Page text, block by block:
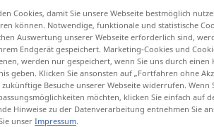
>
Cookies, damit Sie unsere Webseite bestmöglich
können. Notwendige, funktionale und statistische
Auswertung unserer Webseite erforderlich sind,
Endgerät gespeichert. Marketing-Cookies und
werden nur gespeichert, wenn Sie uns durch
geben. Klicken Sie ansonsten auf „Fortfahren ohne
Besuche unserer Webseite widerrufen.
möchten, klicken Sie einfach auf
Hinweise zu der Datenverarbeitung entnehmen Sie
unser Impressum.